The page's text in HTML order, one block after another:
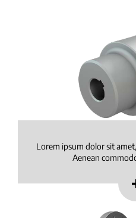
Lorem ipsum dolor sit
Aenean